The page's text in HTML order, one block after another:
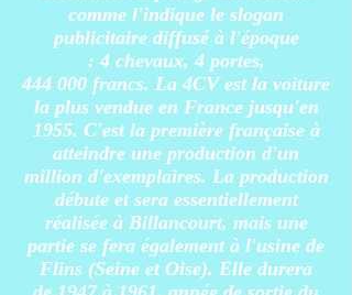
comme l'indique le slogan
publicitaire diffusé à l'époque
: 4 chevaux, 4 portes,
444 000 francs. La 4CV est la voiture
la plus vendue en Francejusqu'en
1955. C'est la première française à
atteindre une production d'un
million d'exemplaires. La production
débute et sera essentiellement
réalisée à Billancourt, mais une
partie se fera également à l'usine de
Flins (Seine et Oise). Elle durera